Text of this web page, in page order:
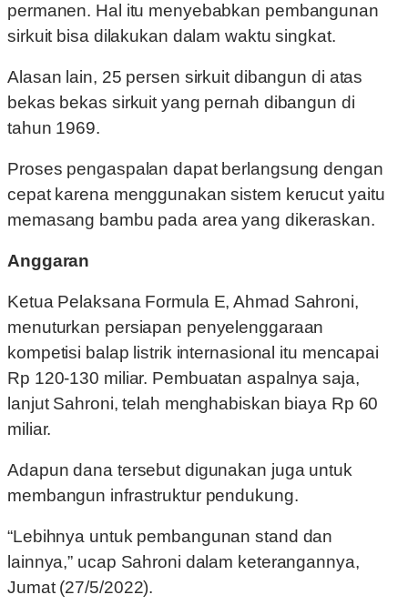
permanen. Hal itu menyebabkan pembangunan
sirkuit bisa dilakukan dalam waktu singkat.
Alasan lain, 25 persen sirkuit dibangun di atas
bekas bekas sirkuit yang pernah dibangun di
tahun 1969.
Proses pengaspalan dapat berlangsung dengan
cepat karena menggunakan sistem kerucut yaitu
memasang bambu pada area yang dikeraskan.
Anggaran
Ketua Pelaksana Formula E, Ahmad Sahroni,
menuturkan persiapan penyelenggaraan
kompetisi balap listrik internasional itu mencapai
Rp 120-130 miliar. Pembuatan aspalnya saja,
lanjut Sahroni, telah menghabiskan biaya Rp 60
miliar.
Adapun dana tersebut digunakan juga untuk
membangun infrastruktur pendukung.
“Lebihnya untuk pembangunan stand dan
lainnya,” ucap Sahroni dalam keterangannya,
Jumat (27/5/2022).